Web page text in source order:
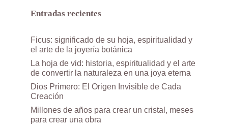
Entradas recientes
Ficus: significado de su hoja, espiritualidad y
el arte de la joyería botánica
La hoja de vid: historia, espiritualidad y el arte
de convertir la naturaleza en una joya eterna
Dios Primero: El Origen Invisible de Cada
Creación
Millones de años para crear un cristal, meses
para crear una obra